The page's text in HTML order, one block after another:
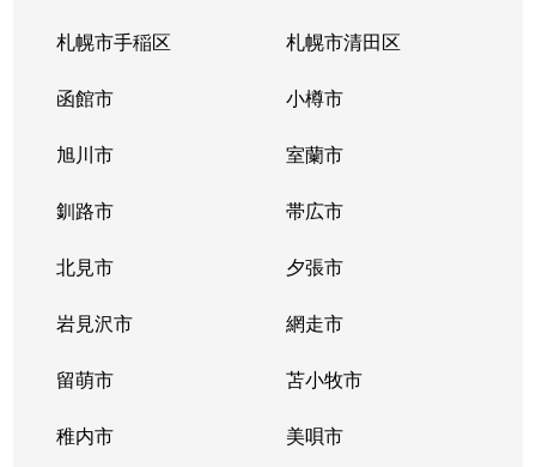
真駒内緑町
真駒内
真駒内緑町
真駒内
真駒内南町
真駒内
真駒内南町
真駒内
真駒内南町
1,300万円 真駒内
真駒内南町
1,300万円 真駒内
真駒内南町
1,300万円 真駒内
真駒内南町
1,100万円 真駒内
札幌市手稲区 札幌市清田区
函館市 小樽市
旭川市 室蘭市
釧路市 帯広市
北見市 夕張市
岩見沢市 網走市
留萌市 苫小牧市
稚内市 美唄市